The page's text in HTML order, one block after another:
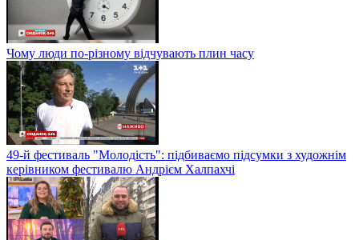
Чому люди по-різному відчувають плин часу
49-й фестиваль "Молодість": підбиваємо підсумки з художнім
керівником фестивалю Андрієм Халпахчі